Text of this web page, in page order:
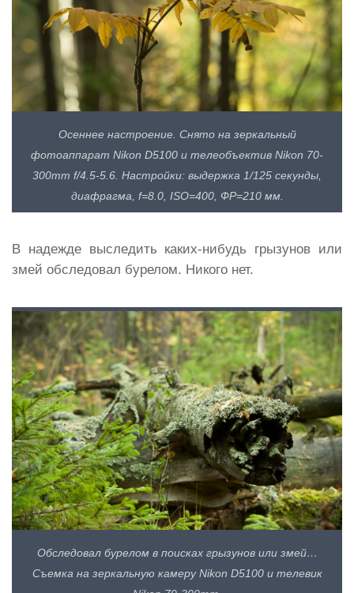
Осеннее настроение. Снято на зеркальный
фотоаппарат Nikon D5100 и телеобъектив Nikon 70-
300mm f/4.5-5.6. Настройки: выдержка 1/125 секунды,
диафрагма, f=8.0, ISO=400, ФР=210 мм.
В надежде выследить каких-нибудь грызунов или
змей обследовал бурелом. Никого нет.
Обследовал бурелом в поисках грызунов или змей…
Съемка на зеркальную камеру Nikon D5100 и телевик